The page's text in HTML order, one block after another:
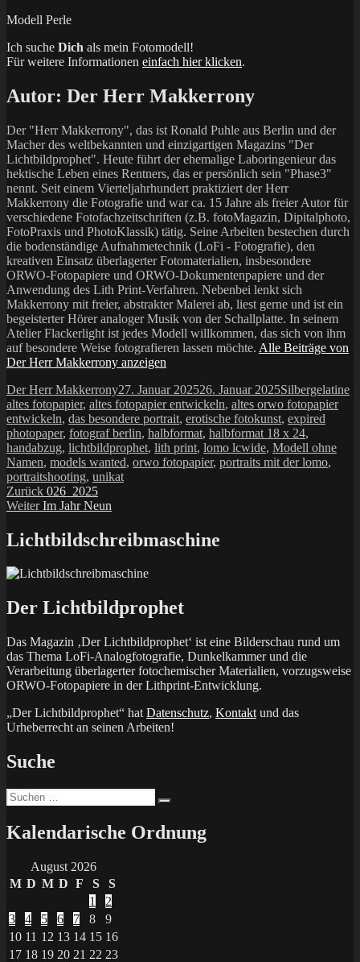
Modell Perle
Ich suche Dich als mein Fotomodell!
Für weitere Informationen einfach hier klicken.
Autor: Der Herr Makkerrony
Der "Herr Makkerrony", das ist Ronald Puhle aus Berlin und der
Macher des weltbekannten und einzigartigen Magazins "Der
Lichtbildprophet". Heute führt der ehemalige Laboringenieur das
hektische Leben eines Rentners, das er persönlich sein "Phase3"
nennt. Seit einem Vierteljahrhundert praktiziert der Herr
Makkerrony die Fotografie und war ca. 15 Jahre als freier Autor für
verschiedene Fotofachzeitschriften (z.B. fotoMagazin, Dipitalphoto,
FotoPraxis und PhotoKlassik) tätig. Seine Arbeiten bestechen durch
die bodenständige Aufnahmetechnik (LoFi - Fotografie), den
kreativen Einsatz überlagerter Fotomaterialien, insbesondere
ORWO-Fotopapiere und ORWO-Dokumentenpapiere und der
Anwendung des Lith Print-Verfahren. Nebenbei lenkt sich
Makkerrony mit freier, abstrakter Malerei ab, liest gerne und ist ein
begeisterter Hörer analoger Musik von der Schallplatte. In seinem
Atelier Flackerlight ist jedes Modell willkommen, das sich von ihm
auf besondere Weise fotografieren lassen möchte. Alle Beiträge von
Der Herr Makkerrony anzeigen
Autor
Der Herr MakkerronyVeröffentlicht
am
27. Januar 202526. Januar 2025Kategorien
Silbergelatine
altes fotopapier, altes fotopapier entwickeln, altes orwo fotopapier
entwickeln, das besondere portrait, erotische fotokunst, expired
photopaper, fotograf berlin, halbformat, halbformat 18 x 24,
handabzug, lichtbildprophet, lith print, lomo lcwide, Modell ohne
Namen, models wanted, orwo fotopapier, portraits mit der lomo,
portraitshooting, unikat
Beitragsnavigation
Zurück Vorheriger
Beitrag:
026_2025
Weiter Nächster
Im Jahr Neun
Lichtbildschreibmaschine
Der Lichtbildprophet
Das Magazin ‚Der Lichtbildprophet‘ ist eine Bilderschau rund um
das Thema LoFi-Analogfotografie, Dunkelkammer und die
Verarbeitung überlagerter fotochemischer Materialien, vorzugsweise
ORWO-Fotopapiere in der Lithprint-Entwicklung.
„Der Lichtbildprophet“ hat Datenschutz, Kontakt und das
Urheberrecht an seinen Arbeiten!
Suche
Suchen
nach:
Kalendarische Ordnung
August 2026
M D M D F S
S
1
2
3
4 5 6 7 8
9
10 11 12 13 14 15 16
17 18 19 20 21 22 23